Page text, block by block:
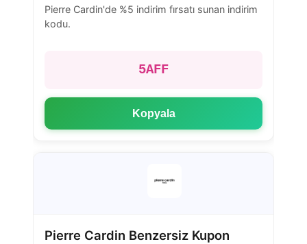
Pierre Cardin'de %5 indirim fırsatı sunan indirim
kodu.
5AFF
Kopyala
Pierre Cardin Benzersiz Kupon